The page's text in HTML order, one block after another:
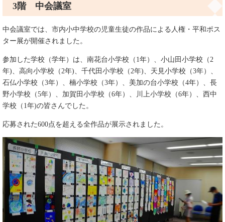
3階 中会議室
中会議室では、市内小中学校の児童生徒の作品による人権・平和ポス
ター展が開催されました。
参加した学校（学年）は、南花台小学校（1年）、小山田小学校（2
年)、高向小学校 （2年)、 千代田小学校（2年)、天見小学校（3年）、
石仏小学校（3年）、楠小学校（3年）、美加の台小学校（4年）、長
野小学校（5年）、加賀田小学校（6年）、川上小学校（6年）、西中
学校（1年)の皆さんでした。
応募された600点を超える全作品が展示されました。